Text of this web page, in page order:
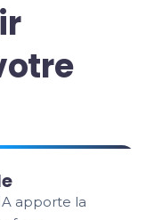
apporte la